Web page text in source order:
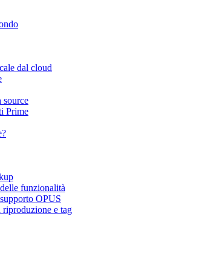
dal cloud
Prime
funzionalità
OPUS
e tag